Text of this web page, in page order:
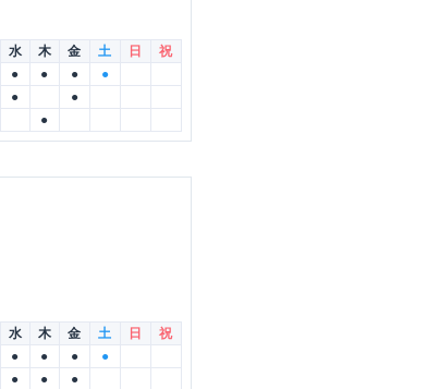
水 木 金 土 日
祝
● ● ●
●
●
●
●
水 木 金 土 日
祝
● ● ●
●
● ● ●